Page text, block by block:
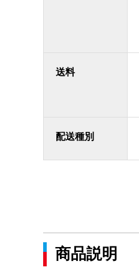
送料
配送種別
商品説明